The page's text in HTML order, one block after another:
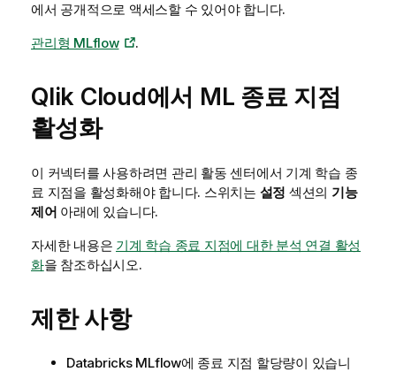
에서 공개적으로 액세스할 수 있어야 합니다.
관리형 MLflow
.
Qlik Cloud에서 ML 종료 지점
활성화
이 커넥터를 사용하려면 관리 활동 센터에서 기계 학습 종
료 지점을 활성화해야 합니다. 스위치는 설정 섹션의 기능
제어 아래에 있습니다.
자세한 내용은 기계 학습 종료 지점에 대한 분석 연결 활성
화을 참조하십시오.
제한 사항
Databricks MLflow에 종료 지점 할당량이 있습니